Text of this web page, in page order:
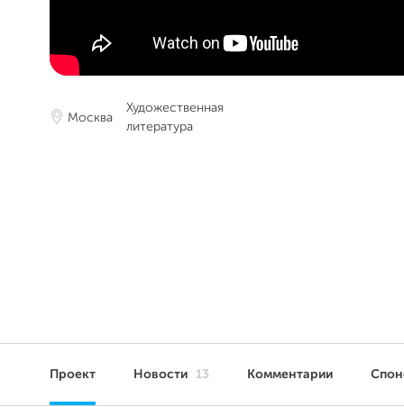
Москва
Художественная
литература
Проект Новости 13 Комментарии